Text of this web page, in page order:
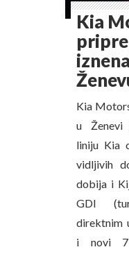
Kia
Kia
u Ženevi
liniju Kia
vidljivih
dobija i
GDI
direktnim
i novi 7-